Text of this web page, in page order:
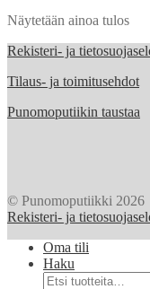
Näytetään ainoa tulos
Rekisteri- ja
Tilaus- ja toimitusehdot
Punomoputiikin taustaa
© Punomoputiikki 2026
Rekisteri- ja
Oma tili
Haku
Etsi: